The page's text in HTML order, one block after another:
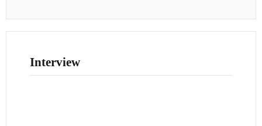
Interview